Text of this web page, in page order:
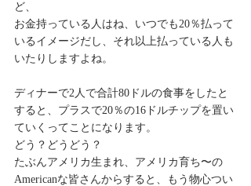
ど、
お金持っている人はね、いつでも20％払って
いるイメージだし、それ以上払っている人も
いたりしますよね。
ディナーで2人で合計80ドルの食事をしたと
すると、プラスで20％の16ドルチップを置い
ていくってことになります。
どう？どうどう？
たぶんアメリカ生まれ、アメリカ育ち〜の
Americanな皆さんからすると、もう物心つい